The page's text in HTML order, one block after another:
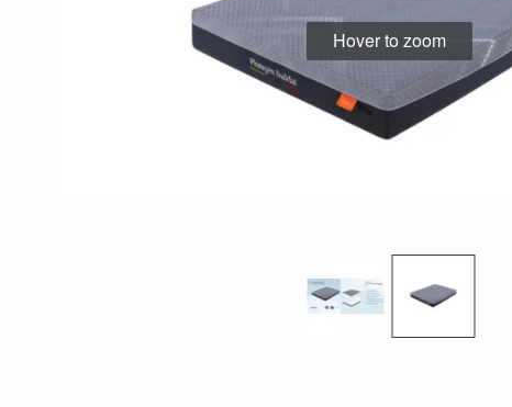
Hover to zoom